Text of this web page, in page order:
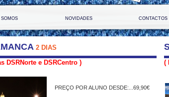
NOVIDADES CONTACTOS
2 DIAS
DSRNorte e DSRCentro )
PREÇO POR ALUNO DESDE:...69,90€
(